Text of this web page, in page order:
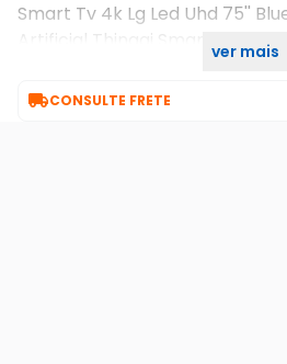
Smart Tv 4k Lg Led Uhd 75''
Artificial Thinqai Smart Magic
ver mais
CONSULTE FRETE